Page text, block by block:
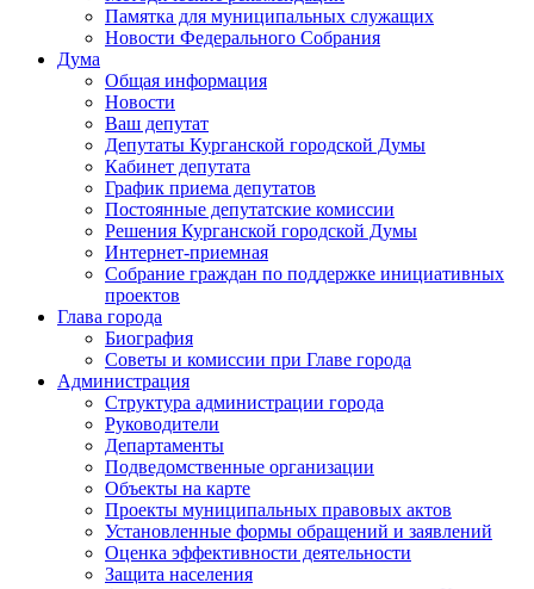
Памятка для муниципальных служащих
Новости Федерального Cобрания
Дума
Общая информация
Новости
Ваш депутат
Депутаты Курганской городской Думы
Кабинет депутата
График приема депутатов
Постоянные депутатские комиссии
Решения Курганской городской Думы
Интернет-приемная
Собрание граждан по поддержке инициативных
проектов
Глава города
Биография
Советы и комиссии при Главе города
Администрация
Структура администрации города
Руководители
Департаменты
Подведомственные организации
Объекты на карте
Проекты муниципальных правовых актов
Установленные формы обращений и заявлений
Оценка эффективности деятельности
Защита населения